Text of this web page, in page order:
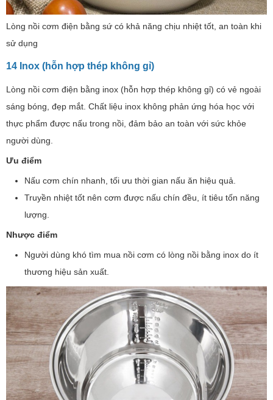
Lòng nồi cơm điện bằng sứ có khả năng chịu nhiệt tốt, an toàn khi
sử dụng
14 Inox (hỗn hợp thép không gỉ)
Lòng nồi cơm điện bằng inox (hỗn hợp thép không gỉ) có vẻ ngoài
sáng bóng, đẹp mắt. Chất liệu inox không phản ứng hóa học với
thực phẩm được nấu trong nồi, đảm bảo an toàn với sức khỏe
người dùng.
Ưu điểm
Nấu cơm chín nhanh, tối ưu thời gian nấu ăn hiệu quả.
Truyền nhiệt tốt nên cơm được nấu chín đều, ít tiêu tốn năng
lượng.
Nhược điểm
Người dùng khó tìm mua nồi cơm có lòng nồi bằng inox do ít
thương hiệu sản xuất.